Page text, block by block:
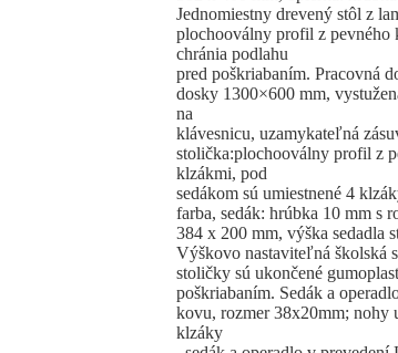
Jednomiestny drevený stôl z
plochooválny profil z
chránia podlahu
pred poškriabaním. Pracovná
dosky 1300×600 mm,
na
klávesnicu, uzamykateľná
stolička:plochooválny profil z
klzákmi, pod
sedákom sú umiestnené 4
farba, sedák: hrúbka 10 mm s
384 x 200 mm, výška sedadla
Výškovo nastaviteľná školská
stoličky sú ukončené
poškriabaním. Sedák a
kovu, rozmer 38x20mm; nohy
klzáky